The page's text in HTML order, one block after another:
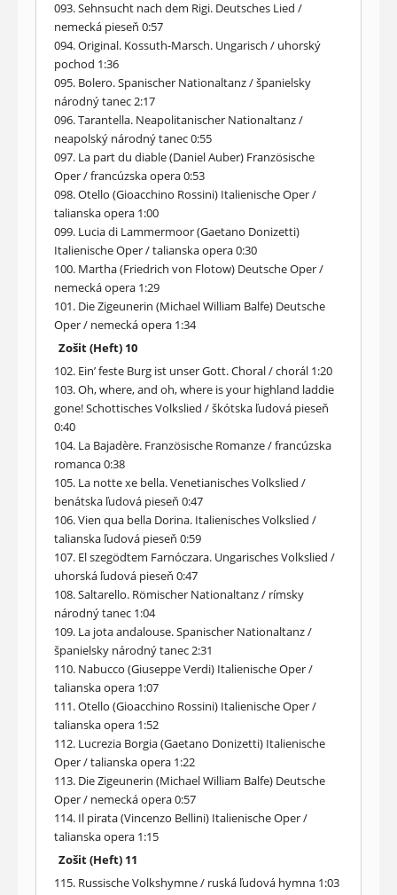
093. Sehnsucht nach dem Rigi. Deutsches Lied /
nemecká pieseň 0:57
094. Original. Kossuth-Marsch. Ungarisch / uhorský
pochod 1:36
095. Bolero. Spanischer Nationaltanz / španielsky
národný tanec 2:17
096. Tarantella. Neapolitanischer Nationaltanz /
neapolský národný tanec 0:55
097. La part du diable (Daniel Auber) Französische
Oper / francúzska opera 0:53
098. Otello (Gioacchino Rossini) Italienische Oper /
talianska opera 1:00
099. Lucia di Lammermoor (Gaetano Donizetti)
Italienische Oper / talianska opera 0:30
100. Martha (Friedrich von Flotow) Deutsche Oper /
nemecká opera 1:29
101. Die Zigeunerin (Michael William Balfe) Deutsche
Oper / nemecká opera 1:34
Zošit (Heft) 10
102. Ein’ feste Burg ist unser Gott. Choral / chorál 1:20
103. Oh, where, and oh, where is your highland laddie
gone! Schottisches Volkslied / škótska ľudová pieseň
0:40
104. La Bajadère. Französische Romanze / francúzska
romanca 0:38
105. La notte xe bella. Venetianisches Volkslied /
benátska ľudová pieseň 0:47
106. Vien qua bella Dorina. Italienisches Volkslied /
talianska ľudová pieseň 0:59
107. El szegödtem Farnóczara. Ungarisches Volkslied /
uhorská ľudová pieseň 0:47
108. Saltarello. Römischer Nationaltanz / rímsky
národný tanec 1:04
109. La jota andalouse. Spanischer Nationaltanz /
španielsky národný tanec 2:31
110. Nabucco (Giuseppe Verdi) Italienische Oper /
talianska opera 1:07
111. Otello (Gioacchino Rossini) Italienische Oper /
talianska opera 1:52
112. Lucrezia Borgia (Gaetano Donizetti) Italienische
Oper / talianska opera 1:22
113. Die Zigeunerin (Michael William Balfe) Deutsche
Oper / nemecká opera 0:57
114. Il pirata (Vincenzo Bellini) Italienische Oper /
talianska opera 1:15
Zošit (Heft) 11
115. Russische Volkshymne / ruská ľudová hymna 1:03